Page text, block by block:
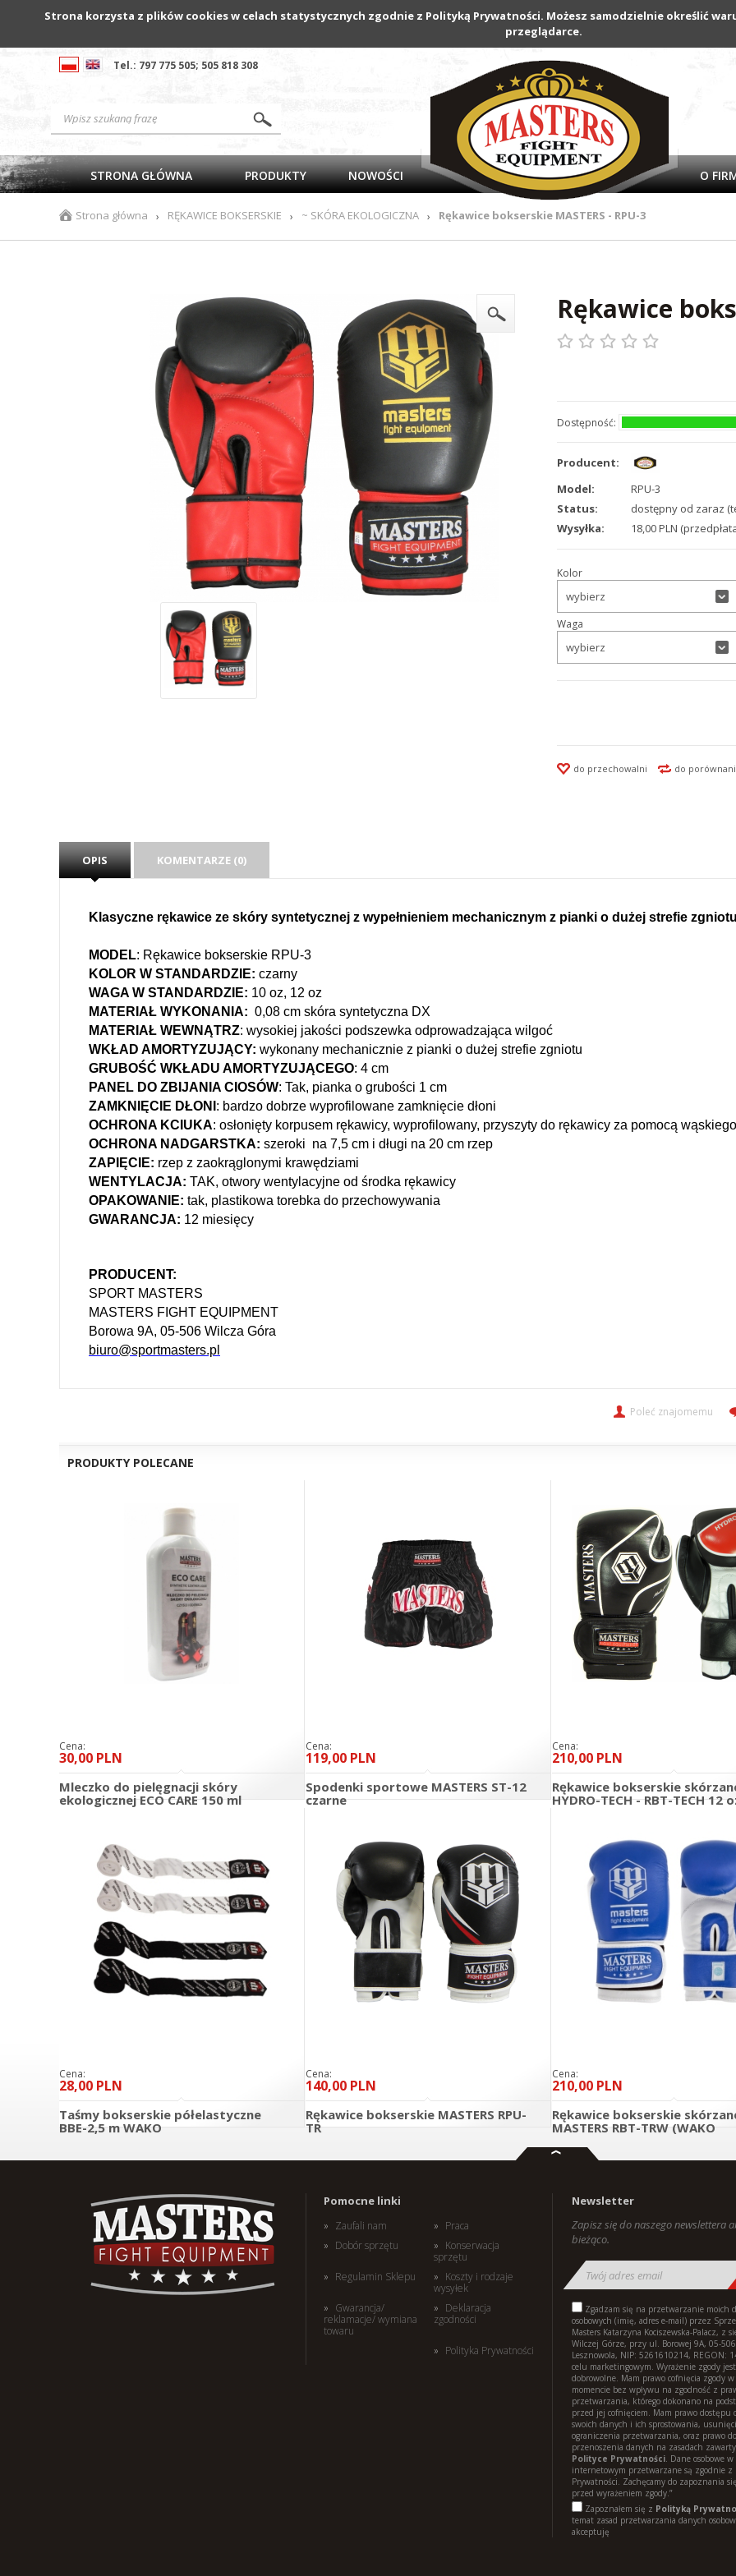
Strona korzysta z plików cookies w celach statystycznych zgodnie z Polityką Prywatności. Możesz samodzielnie określić
przeglądarce.
Tel.: 797 775 505; 505 818 308
STRONA GŁÓWNA PRODUKTY NOWOŚCI O
Strona główna › RĘKAWICE BOKSERSKIE › ~ SKÓRA EKOLOGICZNA › Rękawice bokserskie MASTERS - RPU-3
Rękawice
Dostępność:
Producent:
Model:
RPU-3
Status:
dostępny od zaraz
Wysyłka:
18,00 PLN
Kolor
wybierz
Waga
wybierz
do przechowalni do
OPIS KOMENTARZE (0)
Klasyczne rękawice ze skóry syntetycznej z wypełnieniem mechanicznym z pianki o dużej strefie
MODEL: Rękawice bokserskie RPU-3
KOLOR W STANDARDZIE: czarny
WAGA W STANDARDZIE: 10 oz, 12 oz
MATERIAŁ WYKONANIA: 0,08 cm skóra syntetyczna DX
MATERIAŁ WEWNĄTRZ: wysokiej jakości podszewka odprowadzająca wilgoć
WKŁAD AMORTYZUJĄCY: wykonany mechanicznie z pianki o dużej strefie zgniotu
GRUBOŚĆ WKŁADU AMORTYZUJĄCEGO: 4 cm
PANEL DO ZBIJANIA CIOSÓW: Tak, pianka o grubości 1 cm
ZAMKNIĘCIE DŁONI : bardzo dobrze wyprofilowane zamknięcie dłoni
OCHRONA KCIUKA: osłonięty korpusem rękawicy, wyprofilowany, przyszyty do rękawicy za pomocą
OCHRONA NADGARSTKA: szeroki na 7,5 cm i długi na 20 cm rzep
ZAPIĘCIE: rzep z zaokrąglonymi krawędziami
WENTYLACJA: TAK, otwory wentylacyjne od środka rękawicy
OPAKOWANIE: tak, plastikowa torebka do przechowywania
GWARANCJA: 12 miesięcy
PRODUCENT:
SPORT MASTERS
MASTERS FIGHT EQUIPMENT
Borowa 9A, 05-506 Wilcza Góra
biuro@sportmasters.pl
Poleć znajomemu
PRODUKTY POLECANE
Cena:
30,00 PLN
Mleczko do pielęgnacji skóry
ekologicznej ECO CARE 150 ml
Cena:
119,00 PLN
Spodenki sportowe MASTERS ST-12
czarne
Cena:
210,00 PLN
Rękawice bokserskie
HYDRO-TECH - RBT-TECH 12
Cena:
28,00 PLN
Taśmy bokserskie półelastyczne
BBE-2,5 m WAKO
szczegóły
Cena:
140,00 PLN
Rękawice bokserskie MASTERS RPU-
TR
DO KOSZYKA
szczegóły
Cena:
210,00 PLN
Rękawice bokserskie
MASTERS RBT-TRW (WAKO
szczegóły
Pomocne linki
Praca
Zaufali nam
Konserwacja
sprzętu
Dobór sprzętu
Koszty i rodzaje
wysyłek
Regulamin Sklepu
Deklaracja
zgodności
Gwarancja/
reklamacje/ wymiana
towaru
Polityka Prywatności
Newsletter
Zapisz się do naszego newslettera
bieżąco.
Zgadzam się na przetwarzanie moich
osobowych (imię, adres e-mail) przez
Masters Katarzyna Kociszewska-Palacz, z
Wilczej Górze, przy ul. Borowej 9A, 05-506
Lesznowola, NIP: 5261610214, REGON:
celu marketingowym. Wyrażenie zgody jest
dobrowolne. Mam prawo cofnięcia zgody
momencie bez wpływu na zgodność z
przetwarzania, którego dokonano na
przed jej cofnięciem. Mam prawo dostępu
swoich danych i ich sprostowania,
ograniczenia przetwarzania, oraz prawo do
przenoszenia danych na zasadach
Polityce Prywatności. Dane osobowe
internetowym przetwarzane są zgodnie z
Prywatności. Zachęcamy do zapoznania
przed wyrażeniem zgody.”
Zapoznałem się z Polityką
temat zasad przetwarzania danych
akceptuję